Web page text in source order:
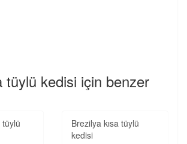
tüylü kedisi için benzer
tüylü
Brezilya kısa tüylü
kedisi